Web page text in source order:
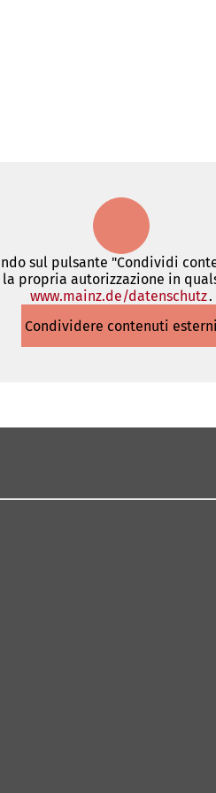
sul pulsante "Condividi
propria autorizzazione in
www.mainz.de/datenschutz(Si
in
.
Condividere contenuti esterni